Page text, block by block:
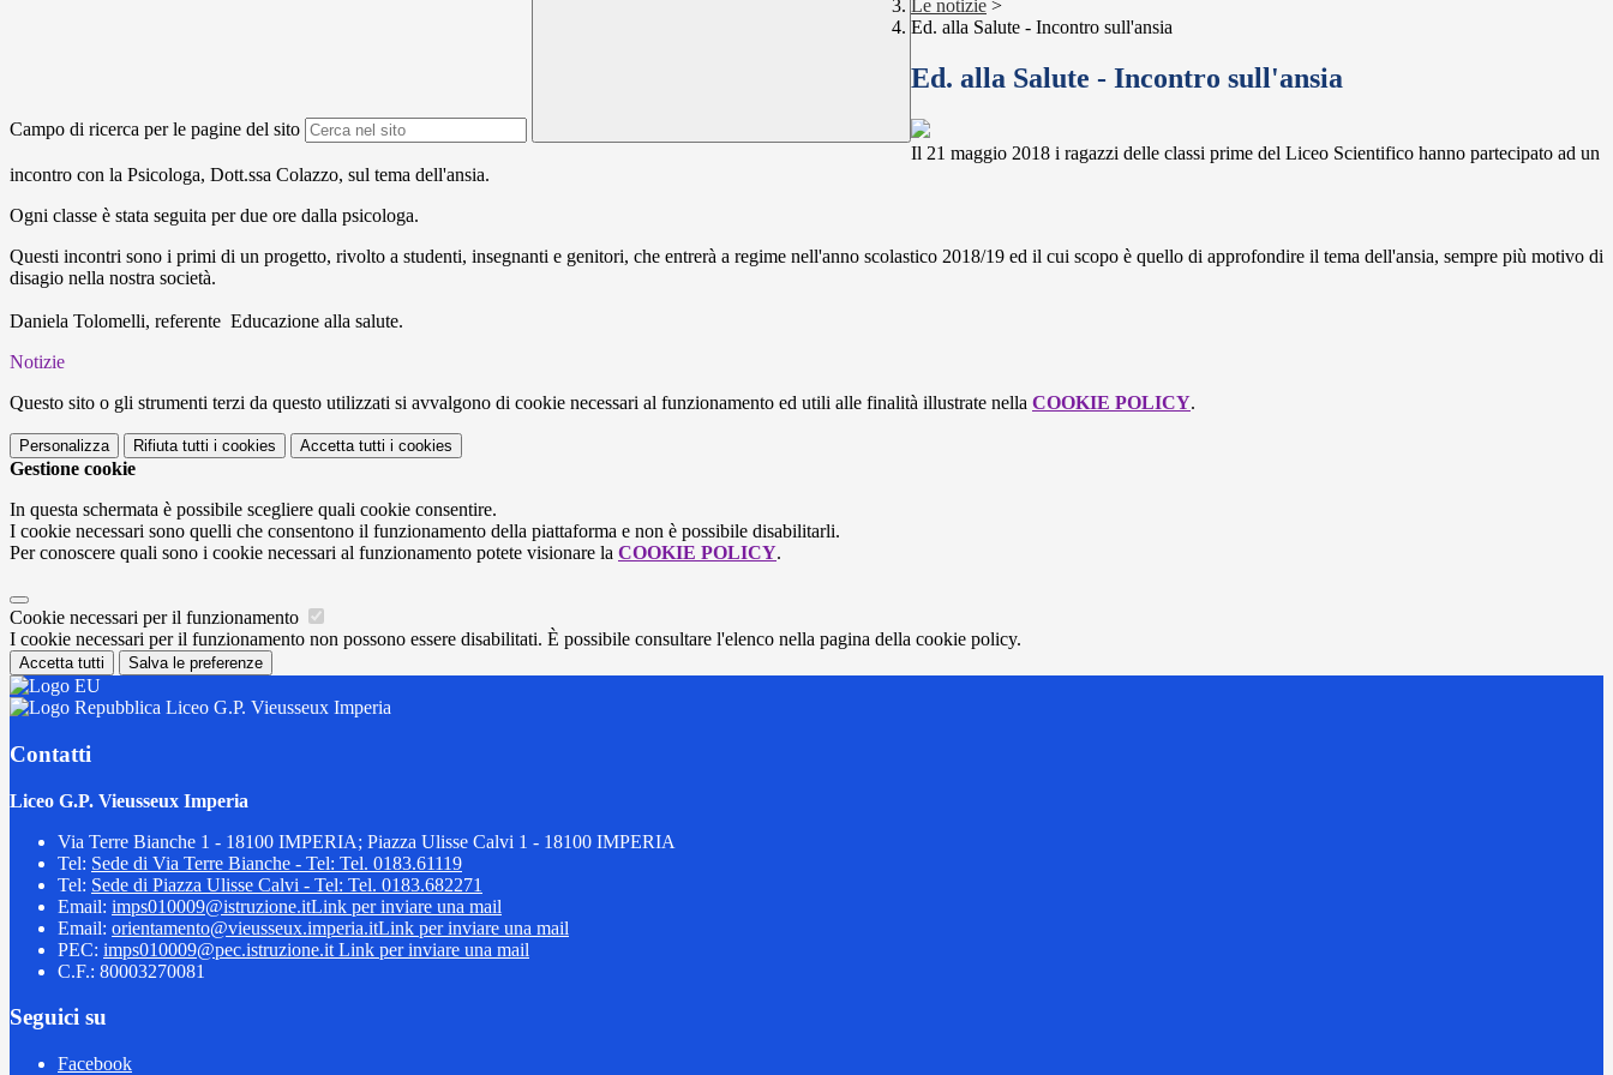
Campo di ricerca per le pagine del sito
Le notizie >
Ed. alla Salute - Incontro sull'ansia
Ed. alla Salute - Incontro sull'ansia
Il 21 maggio 2018 i ragazzi delle classi prime del Liceo Scientifico hanno partecipato ad un
incontro con la Psicologa, Dott.ssa Colazzo, sul tema dell'ansia.
Ogni classe è stata seguita per due ore dalla psicologa.
Questi incontri sono i primi di un progetto, rivolto a studenti, insegnanti e genitori, che entrerà a regime nell'anno scolastico 2018/19 ed il cui scopo è quello di approfondire il tema dell'ansia, sempre più motivo di
disagio nella nostra società.
Daniela Tolomelli, referente Educazione alla salute.
Notizie
Questo sito o gli strumenti terzi da questo utilizzati si avvalgono di cookie necessari al funzionamento ed utili alle finalità illustrate nella COOKIE POLICY.
Personalizza Rifiuta tutti i cookies Accetta tutti i cookies
Gestione cookie
In questa schermata è possibile scegliere quali cookie consentire.
I cookie necessari sono quelli che consentono il funzionamento della piattaforma e non è possibile disabilitarli.
Per conoscere quali sono i cookie necessari al funzionamento potete visionare la COOKIE POLICY.
Cookie necessari per il funzionamento
I cookie necessari per il funzionamento non possono essere disabilitati. È possibile consultare l'elenco nella pagina della cookie policy.
Accetta tutti Salva le preferenze
Liceo G.P. Vieusseux Imperia
Contatti
Liceo G.P. Vieusseux Imperia
Via Terre Bianche 1 - 18100 IMPERIA; Piazza Ulisse Calvi 1 - 18100 IMPERIA
Tel: Sede di Via Terre Bianche - Tel: Tel. 0183.61119
Tel: Sede di Piazza Ulisse Calvi - Tel: Tel. 0183.682271
Email: imps010009@istruzione.itLink per inviare una mail
Email: orientamento@vieusseux.imperia.itLink per inviare una mail
PEC: imps010009@pec.istruzione.it Link per inviare una mail
C.F.: 80003270081
Seguici su
Facebook